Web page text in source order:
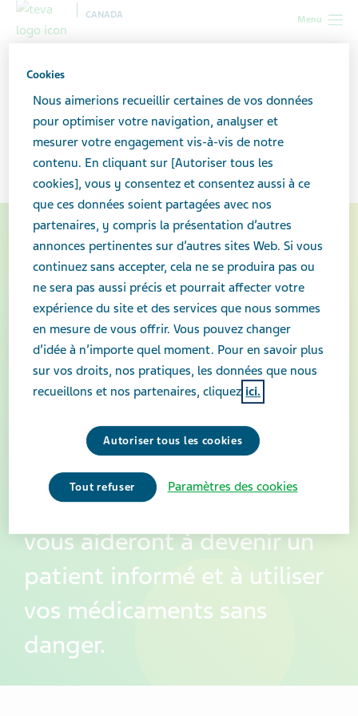
Menu
CANADA
L’innocuité des
médicaments et vous
Trouvez des conseils qui
vous aideront à devenir un
patient informé et à utiliser
vos médicaments sans
danger.
Cookies
Nous aimerions recueillir certaines de vos données
pour optimiser votre navigation, analyser et
mesurer votre engagement vis-à-vis de notre
contenu. En cliquant sur [Autoriser tous les
cookies], vous y consentez et consentez aussi à ce
que ces données soient partagées avec nos
partenaires, y compris la présentation d’autres
annonces pertinentes sur d’autres sites Web. Si vous
continuez sans accepter, cela ne se produira pas ou
ne sera pas aussi précis et pourrait affecter votre
expérience du site et des services que nous sommes
en mesure de vous offrir. Vous pouvez changer
d’idée à n’importe quel moment. Pour en savoir plus
sur vos droits, nos pratiques, les données que nous
recueillons et nos partenaires, cliquez ici.
Autoriser tous les cookies
Tout refuser Paramètres des cookies